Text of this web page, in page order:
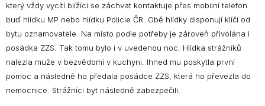
který vždy vycítí blížící se záchvat kontaktuje přes mobilní telefon
buď hlídku MP nebo hlídku Policie ČR. Obě hlídky disponují klíči od
bytu oznamovatele. Na místo podle potřeby je zároveň přivolána i
posádka ZZS. Tak tomu bylo i v uvedenou noc. Hlídka strážníků
nalezla muže v bezvědomí v kuchyni. Ihned mu poskytla první
pomoc a následně ho předala posádce ZZS, která ho převezla do
nemocnice. Strážníci byt následně zabezpečili.